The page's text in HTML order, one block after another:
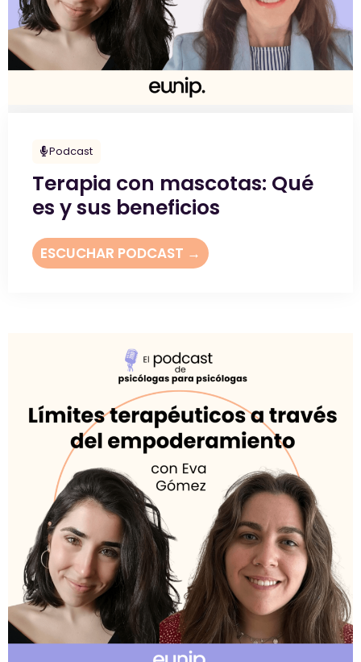
Podcast
Terapia con mascotas: Qué
es y sus beneficios
ESCUCHAR PODCAST →